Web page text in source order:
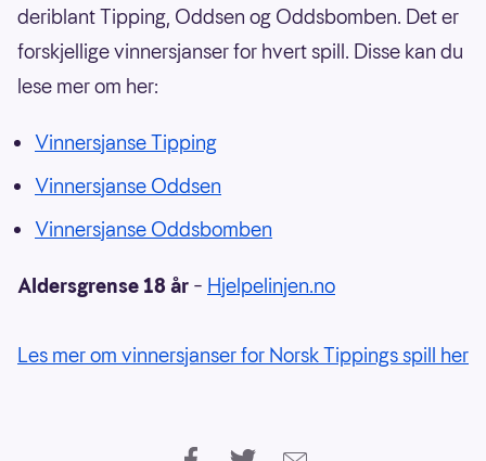
deriblant Tipping, Oddsen og Oddsbomben. Det er
forskjellige vinnersjanser for hvert spill. Disse kan du
lese mer om her:
Vinnersjanse Tipping
Vinnersjanse Oddsen
Vinnersjanse Oddsbomben
Aldersgrense 18 år – Hjelpelinjen.no
Les mer om vinnersjanser for Norsk Tippings spill her